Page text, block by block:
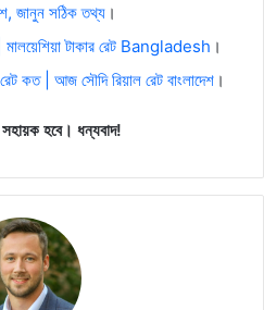
জানুন সঠিক তথ্য ।
মালয়েশিয়া টাকার রেট Bangladesh ।
কত | আজ সৌদি রিয়াল রেট বাংলাদেশ ।
হবে। ধন্যবাদ!